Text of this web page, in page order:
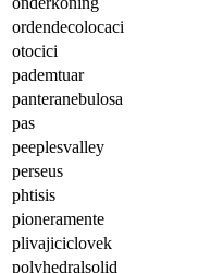
ordendecolocaci
otocici
pademtuar
panteranebulosa
pas
peeplesvalley
perseus
phtisis
pioneramente
plivajiciclovek
polyhedralsolid